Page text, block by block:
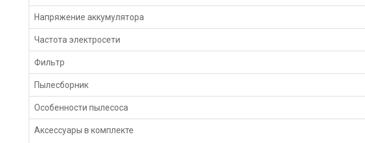
Напряжение аккумулятора
Частота электросети
Фильтр
Пылесборник
Особенности пылесоса
Аксессуары в комплекте